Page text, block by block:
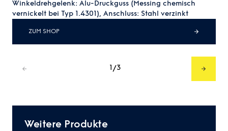
Winkeldrehgelenk: Alu-Druckguss (Messing chemisch
vernickelt bei Typ 1.4301), Anschluss: Stahl verzinkt
ZUM SHOP
1/3
Weitere Produkte